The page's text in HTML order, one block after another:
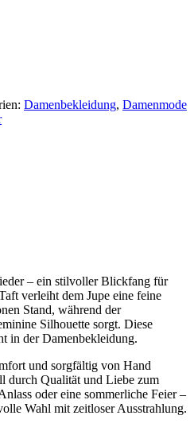
Damenbekleidung, Damenmode
– ein stilvoller Blickfang für
verleiht dem Jupe eine feine
Stand, während der
Silhouette sorgt. Diese
in der Damenbekleidung.
und sorgfältig von Hand
durch Qualität und Liebe zum
oder eine sommerliche Feier –
Wahl mit zeitloser Ausstrahlung.